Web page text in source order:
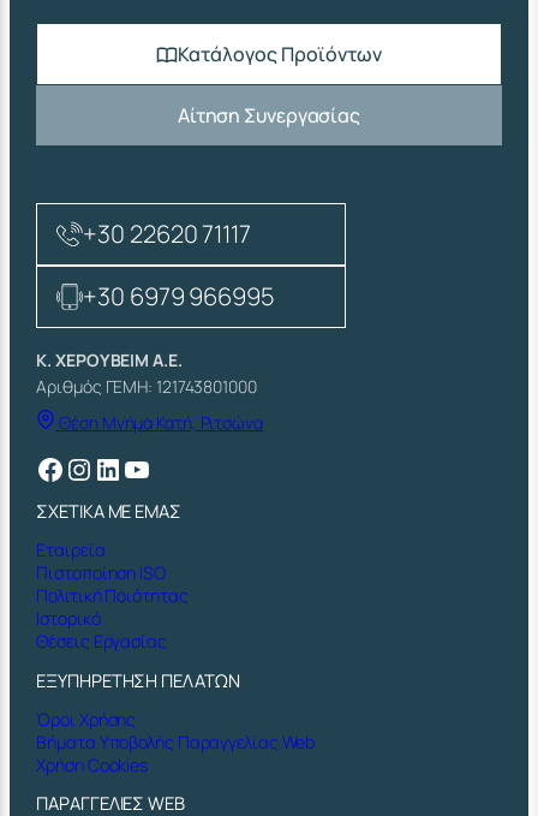
Κατάλογος Προϊόντων
Αίτηση Συνεργασίας
+30 22620 71117
+30 6979 966995
Κ. ΧΕΡΟΥΒΕΙΜ Α.Ε.
Αριθμός ΓΕΜΗ: 121743801000
Θέση Μνήμα Κατή, Ριτσώνα
Facebook Instagram Linkedin YouTube
ΣΧΕΤΙΚΑ ΜΕ ΕΜΑΣ
Εταιρεία
Πιστοποίηση ISO
Πολιτική Ποιότητας
Ιστορικό
Θέσεις Εργασίας
ΕΞΥΠΗΡΕΤΗΣΗ ΠΕΛΑΤΩΝ
Όροι Χρήσης
Βήματα Υποβολής Παραγγελίας Web
Χρήση Cookies
ΠΑΡΑΓΓΕΛΙΕΣ WEB